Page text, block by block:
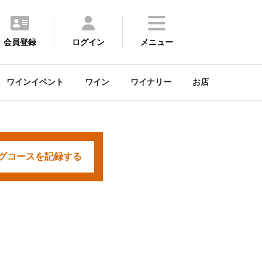
会員登録 ログイン メニュー
ワインイベント ワイン ワイナリー お店
コースを記録する